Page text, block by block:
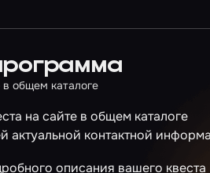
общем каталоге
на сайте в общем каталоге
актуальной контактной
описания вашего квеста